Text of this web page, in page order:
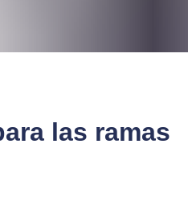
las ramas